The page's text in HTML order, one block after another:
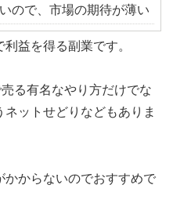
ので、市場の期待が薄い
利益を得る副業です。
る有名なやり方だけでな
ットせどりなどもありま
からないのでおすすめで